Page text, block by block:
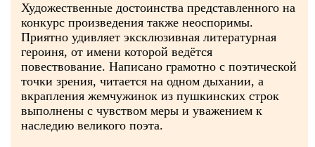
Художественные достоинства представленного на
конкурс произведения также неоспоримы.
Приятно удивляет эксклюзивная литературная
героиня, от имени которой ведётся
повествование. Написано грамотно с поэтической
точки зрения, читается на одном дыхании, а
вкрапления жемчужинок из пушкинских строк
выполнены с чувством меры и уважением к
наследию великого поэта.